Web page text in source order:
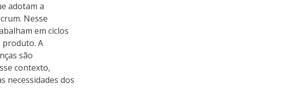
adotam a
Nesse
em ciclos
A
são
contexto,
necessidades dos